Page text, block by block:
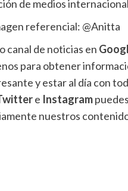
de medios
referencial: @Anitta
canal de noticias en
para obtener
y estar al día con
e Instagrampuedes
nuestros